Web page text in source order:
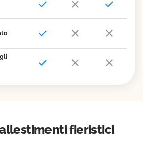
fieristici